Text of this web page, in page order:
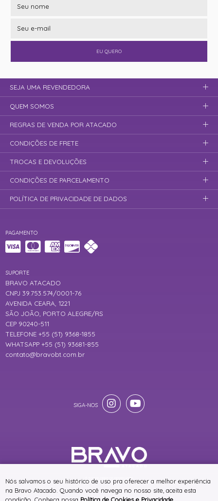
EU QUERO
PAGAMENTO
SUPORTE
BRAVO ATACADO
CNPJ 39.753.574/0001-76
AVENIDA CEARA, 1221
SÃO JOÃO, PORTO ALEGRE/RS
CEP 90240-511
TELEFONE +55 (51) 9368-1855
WHATSAPP +55 (51) 93681-855
contato@bravobt.com.br
SEJA UMA REVENDEDORA
QUEM SOMOS
REGRAS DE VENDA POR ATACADO
CONDIÇÕES DE FRETE
TROCAS E DEVOLUÇÕES
CONDIÇÕES DE PARCELAMENTO
POLÍTICA DE PRIVACIDADE DE DADOS
® TODOS DIREITOS RESERVADOS
Nós salvamos o seu histórico de uso pra oferecer a melhor experiência
na Bravo Atacado. Quando você navega no nosso site, aceita esta